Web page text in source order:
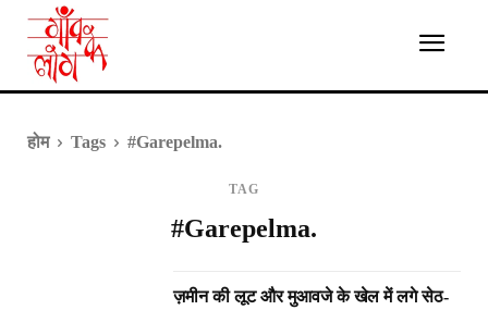
होम Tags #Garepelma.
TAG
#Garepelma.
ज़मीन की लूट और मुआवजे के खेल में लगे सेठ-